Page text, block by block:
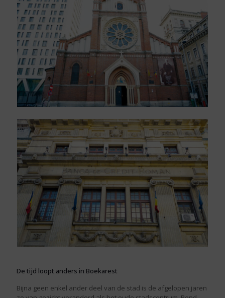
De tijd loopt anders in Boekarest
Bijna geen enkel ander deel van de stad is de afgelopen jaren